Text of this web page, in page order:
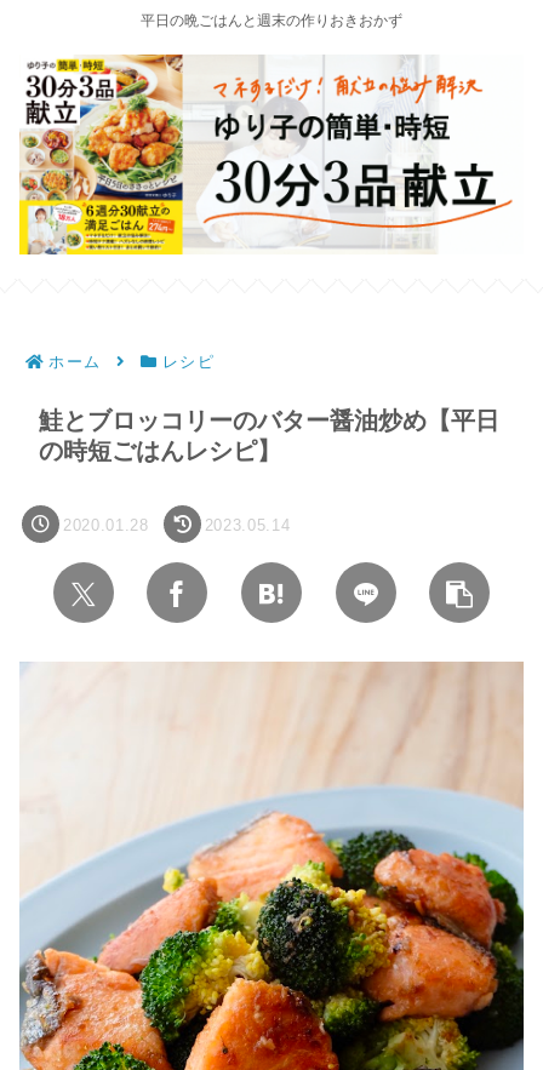
平日の晩ごはんと週末の作りおきおかず
ホーム レシピ
鮭とブロッコリーのバター醤油炒め【平日
の時短ごはんレシピ】
2020.01.28 2023.05.14